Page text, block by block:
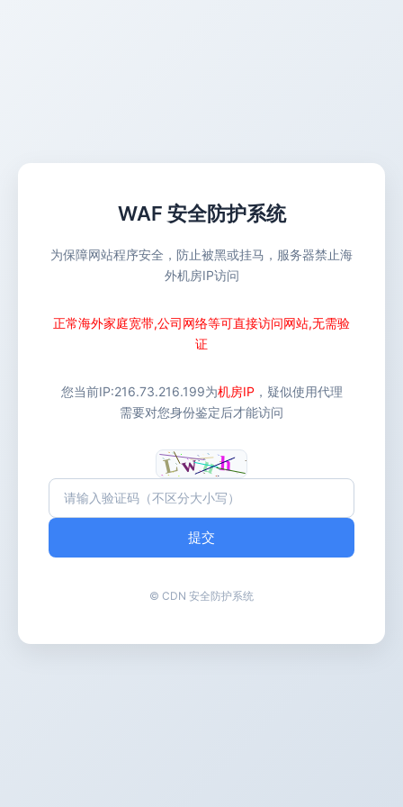
WAF 安全防护系统
为保障网站程序安全，防止被黑或挂马，服务器禁止海
外机房IP访问
正常海外家庭宽带,公司网络等可直接访问网站,无需验
证
您当前IP:216.73.216.199为机房IP ，疑似使用代理
需要对您身份鉴定后才能访问
提交
© CDN 安全防护系统